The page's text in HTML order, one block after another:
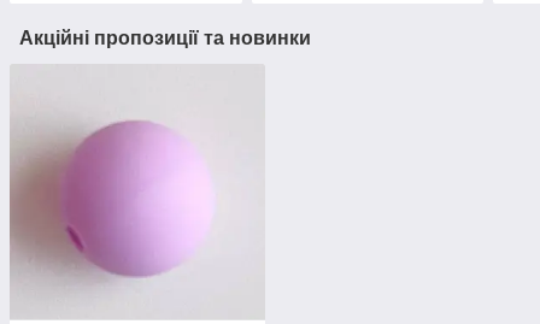
Акційні пропозиції та новинки